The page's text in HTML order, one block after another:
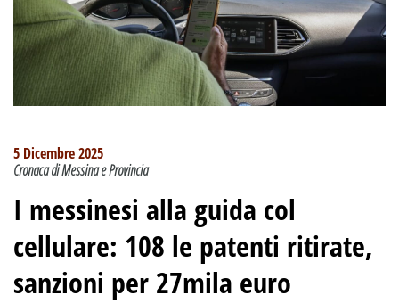
5 Dicembre 2025
Cronaca di Messina e Provincia
I messinesi alla guida col
cellulare: 108 le patenti ritirate,
sanzioni per 27mila euro